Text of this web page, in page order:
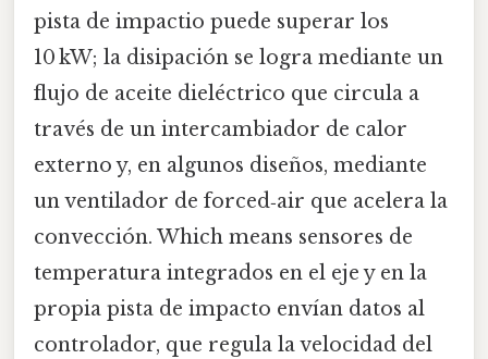
pista de impactio puede superar los
10 kW; la disipación se logra mediante un
flujo de aceite dieléctrico que circula a
través de un intercambiador de calor
externo y, en algunos diseños, mediante
un ventilador de forced‑air que acelera la
convección. Which means sensores de
temperatura integrados en el eje y en la
propia pista de impacto envían datos al
controlador, que regula la velocidad del